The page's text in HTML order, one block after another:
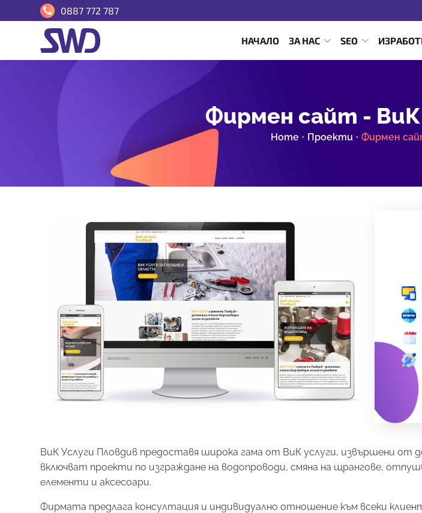
0887 772 787
НАЧАЛО ЗА НАС SEO
Фирмен сайт - ВиК
Home • Проекти • Фирмен
ВиК Услуги Пловдив предоставя широка гама от ВиК услуги, извършени
включват проекти по изграждане на водопроводи, смяна на щрангове,
елементи и аксесоари.
Фирмата предлага консултация и индивидуално отношение към всеки